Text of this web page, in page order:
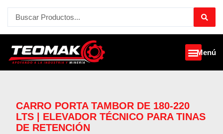
contenido
Search
...
Menú
CARRO PORTA TAMBOR DE 180-220
LTS | ELEVADOR TÉCNICO PARA TINAS
DE RETENCIÓN